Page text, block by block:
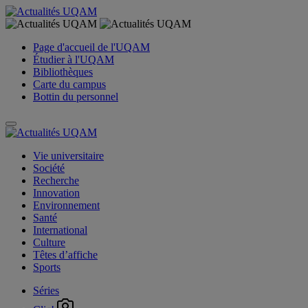
Page d'accueil de l'UQAM
Étudier à l'UQAM
Bibliothèques
Carte du campus
Bottin du personnel
Vie universitaire
Société
Recherche
Innovation
Environnement
Santé
International
Culture
Têtes d’affiche
Sports
Séries